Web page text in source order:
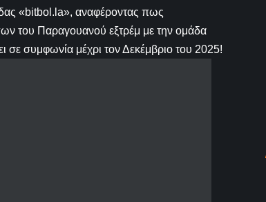
«bitbol.la», αναφέροντας πως
του Παραγουανού εξτρέμ με την ομάδα
σε συμφωνία μέχρι τον Δεκέμβριο του 2025!